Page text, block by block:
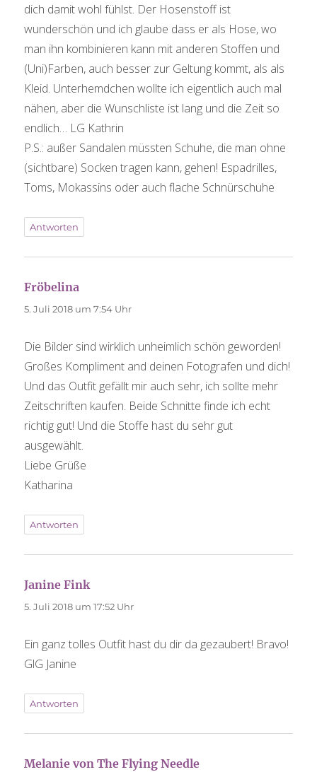
dich damit wohl fühlst. Der Hosenstoff ist
wunderschön und ich glaube dass er als Hose, wo
man ihn kombinieren kann mit anderen Stoffen und
(Uni)Farben, auch besser zur Geltung kommt, als als
Kleid. Unterhemdchen wollte ich eigentlich auch mal
nähen, aber die Wunschliste ist lang und die Zeit so
endlich… LG Kathrin
P.S.: außer Sandalen müssten Schuhe, die man ohne
(sichtbare) Socken tragen kann, gehen! Espadrilles,
Toms, Mokassins oder auch flache Schnürschuhe
Antworten
Fröbelina
5. Juli 2018 um 7:54 Uhr
Die Bilder sind wirklich unheimlich schön geworden!
Großes Kompliment and deinen Fotografen und dich!
Und das Outfit gefällt mir auch sehr, ich sollte mehr
Zeitschriften kaufen. Beide Schnitte finde ich echt
richtig gut! Und die Stoffe hast du sehr gut
ausgewählt.
Liebe Grüße
Katharina
Antworten
Janine Finksagt:
5. Juli 2018 um 17:52 Uhr
Ein ganz tolles Outfit hast du dir da gezaubert! Bravo!
GlG Janine
Antworten
Melanie von The Flying Needle